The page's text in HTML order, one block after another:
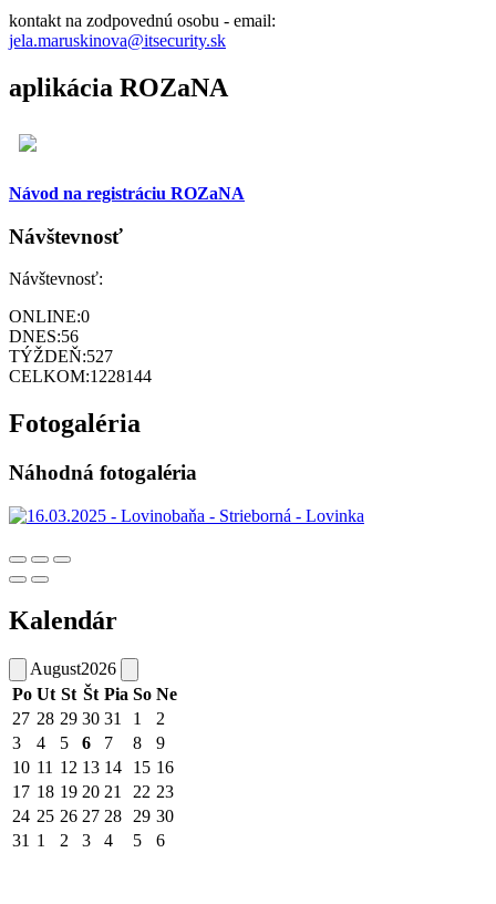
kontakt na zodpovednú osobu - email:
jela.maruskinova@itsecurity.sk
aplikácia ROZaNA
Návod na registráciu ROZaNA
Návštevnosť
Návštevnosť:
ONLINE:0
DNES:56
TÝŽDEŇ:527
CELKOM:1228144
Fotogaléria
Náhodná fotogaléria
Kalendár
August2026
Po Ut St Št Pia So Ne
27 28 29 30 31 1
2
3
4 5 6 7 8
9
10 11 12 13 14 15 16
17 18 19 20 21 22 23
24 25 26 27 28 29 30
31 1 2 3 4 5 6